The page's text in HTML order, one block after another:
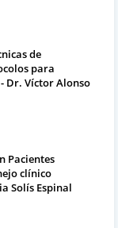
de
para
Dr. Víctor Alonso
Pacientes
clínico
Solís Espinal